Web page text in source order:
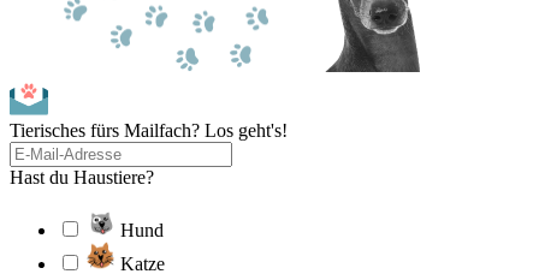
Tierisches fürs Mailfach? Los geht's!
Hast du Haustiere?
Hund
Katze